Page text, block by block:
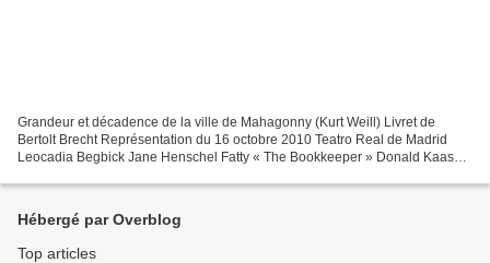
Grandeur et décadence de la ville de Mahagonny (Kurt Weill) Livret de
Bertolt Brecht Représentation du 16 octobre 2010 Teatro Real de Madrid
Leocadia Begbick Jane Henschel Fatty « The Bookkeeper » Donald Kaasch
Hébergé par Overblog
Top articles